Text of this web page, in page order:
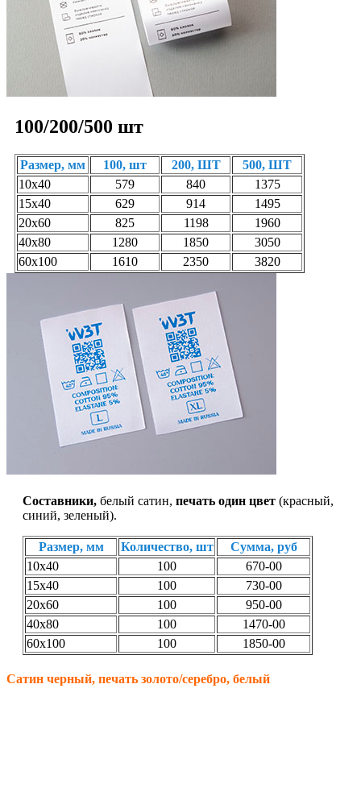
100/200/500 шт
Размер, мм 100, шт 200, ШТ
500, ШТ
10х40
579 840
1375
15х40
629 914
1495
20х60
825 1198
1960
40х80
1280 1850
3050
60х100
1610 2350 3820
Составники, белый сатин, печать один цвет (красный,
синий, зеленый).
Размер, мм Количество, шт
Сумма, руб
10х40
100
670-00
15х40
100
730-00
20х60
100
950-00
40х80
100
1470-00
60х100
100 1850-00
Сатин черный, печать золото/серебро, белый